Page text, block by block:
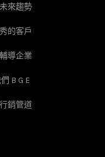
來趨勢
的客戶
導企業
B G E
銷管道